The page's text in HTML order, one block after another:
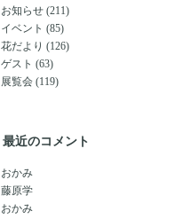
お知らせ (211)
イベント (85)
花だより (126)
ゲスト (63)
展覧会 (119)
最近のコメント
おかみ
藤原学
おかみ